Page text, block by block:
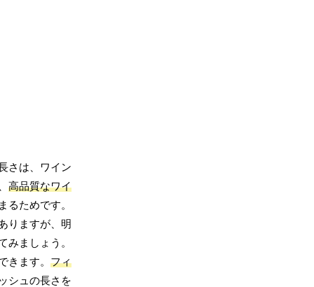
さは、ワイン
高品質なワイ
るためです。
りますが、明
みましょう。
きます。 フィ
シュの長さを